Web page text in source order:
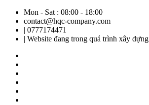
Mon - Sat : 08:00 - 18:00
contact@hqc-company.com
| 0777174471
| Website đang trong quá trình xây dựng